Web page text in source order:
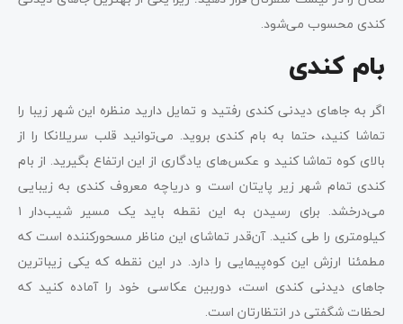
کندی محسوب می‌شود.
بام کندی
اگر به جاهای دیدنی کندی رفتید و تمایل دارید منظره این شهر زیبا را
تماشا کنید، حتما به بام کندی بروید. می‌توانید قلب سریلانکا را از
بالای کوه تماشا کنید و عکس‌های یادگاری از این ارتفاع بگیرید. از بام
کندی تمام شهر زیر پایتان است و دریاچه معروف کندی به زیبایی
می‌درخشد. برای رسیدن به این نقطه باید یک مسیر شیب‌دار ۱
کیلومتری را طی کنید. آن‌قدر تماشای این مناظر مسحورکننده است که
مطمئنا ارزش این کوه‌پیمایی را دارد. در این نقطه که یکی زیباترین
جاهای دیدنی کندی است، دوربین عکاسی خود را آماده کنید که
لحظات شگفتی در انتظارتان است.